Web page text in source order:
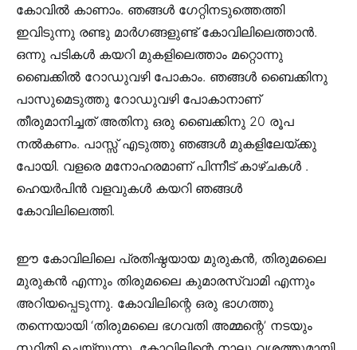
കോവിൽ കാണാം. ഞങ്ങൾ ഗേറ്റിനടുത്തെത്തി
ഇവിടുന്നു രണ്ടു മാർഗങ്ങളുണ്ട് കോവിലിലെത്താൻ.
ഒന്നു പടികൾ കയറി മുകളിലെത്താം മറ്റൊന്നു
ബൈക്കിൽ റോഡുവഴി പോകാം. ഞങ്ങൾ ബൈക്കിനു
പാസുമെടുത്തു റോഡുവഴി പോകാനാണ്
തീരുമാനിച്ചത് അതിനു ഒരു ബൈക്കിനു 20 രൂപ
നൽകണം. പാസ്സ് എടുത്തു ഞങ്ങൾ മുകളിലേയ്ക്കു
പോയി. വളരെ മനോഹരമാണ് പിന്നീട് കാഴ്ചകൾ .
ഹെയർപിൻ വളവുകൾ കയറി ഞങ്ങൾ
കോവിലിലെത്തി.
ഈ കോവിലിലെ പ്രതിഷ്ഠയായ മുരുകൻ‍, തിരുമലൈ
മുരുകൻ എന്നും തിരുമലൈ കുമാരസ്വാമി എന്നും
അറിയപ്പെടുന്നു. കോവിലിന്റെ ഒരു ഭാഗത്തു
തന്നെയായി ‘തിരുമലൈ ഭഗവതി അമ്മന്റെ’ നടയും